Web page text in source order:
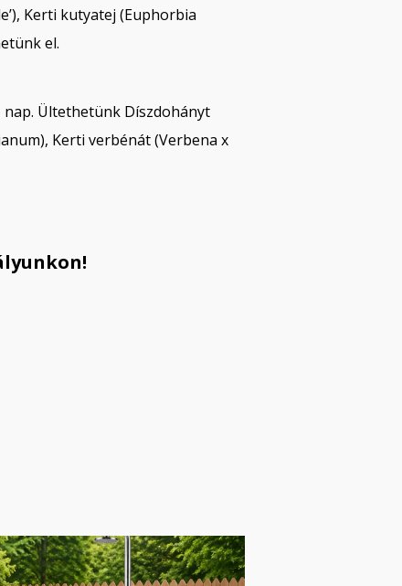
Kerti kutyatej (Euphorbia
el.
Ültethetünk Díszdohányt
Kerti verbénát (Verbena x